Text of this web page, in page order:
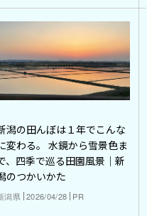
潟の田んぼは１年でこんな
変わる。 水鏡から雪景色ま
、四季で巡る田園風景｜新
のつかいかた
潟県 2026/04/28 PR